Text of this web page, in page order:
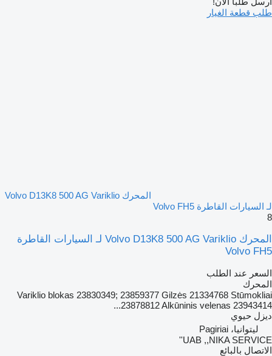
طلب قطعة الغيار
المحرك Volvo D13K8 500 AG Variklio
لـ السيارات القاطرة Volvo FH5
8
المحرك Volvo D13K8 500 AG Variklio لـ السيارات القاطرة
Volvo FH5
السعر عند الطلب
المحرك
Variklio blokas 23830349; 23859377 Gilzės 21334768 Stūmokliai
23878812 Alkūninis velenas 23943414...
ديزل حيوي
ليتوانيا، Pagiriai
UAB ,,NIKA SERVICE''
الاتصال بالبائع